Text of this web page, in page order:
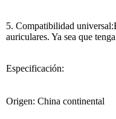
5. Compatibilidad
auriculares. Ya sea que
Especificación:
Origen: China continental